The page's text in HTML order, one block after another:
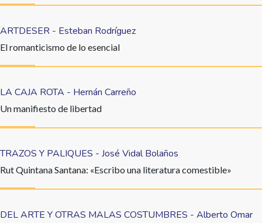
ARTDESER - Esteban Rodríguez
El romanticismo de lo esencial
LA CAJA ROTA - Hernán Carreño
Un manifiesto de libertad
TRAZOS Y PALIQUES - José Vidal Bolaños
Rut Quintana Santana: «Escribo una literatura comestible»
DEL ARTE Y OTRAS MALAS COSTUMBRES - Alberto Omar